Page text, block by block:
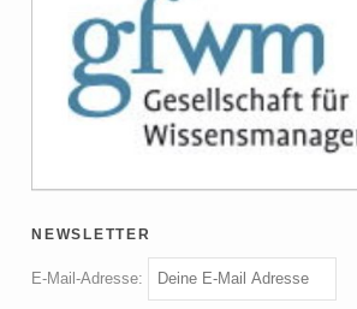
newsletter
E-Mail-Adresse: